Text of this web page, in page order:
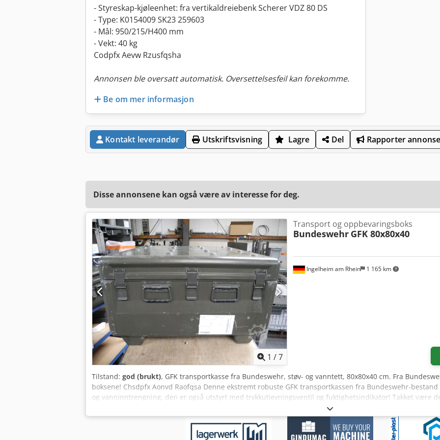
- Styreskap-kjøleenhet: fra vertikaldreiebenk Scherer VDZ 80 DS
- Type: K0154009 SK23 259603
- Mål: 950/215/H400 mm
- Vekt: 40 kg
Codpfx Aevw Rzusfqsha
Annonsen ble oversatt automatisk. Oversettelsesfeil kan forekomme.
Be om mer informasjon
Kontakt leverandør Utskriftsvisning Lagre Del Rapporter annonse
Disse annonsene kan også være av interesse for deg.
1 /7
Ingelheim am Rhein 1 165 km
Transport og oppbevaringsboks
Bundeswehr GFK 80x80x40
Tilstand: god (brukt), GFK transportkasse fra Bundeswehr, støv- og vanntett, 80x80x40 cm. Fra
boksene! Chsdpfx Aonvd Raofqsa Denne ekstremt robuste GFK transportkassen fra Bundeswehr-
og vanninntrengning, den er også utstyrt med trykkutjevningsventil og fuktighetsindikator! Takket være
typer varer lagres i praktisk talt alle regioner i verden, da både luftfuktighet og varierende trykk kan
Kassene beskytter innholdet perfekt mot støt og slag, mot fukt og væte, samt ved vekslende klima og
kassen med og uten pallebein for understøtting. Disse medfølger vanligvis ikke. Vi kan ikke garantere at
oss beskjed dersom du absolutt trenger pallebein ved kjøp! Prisen gjelder alltid for én komplett kasse